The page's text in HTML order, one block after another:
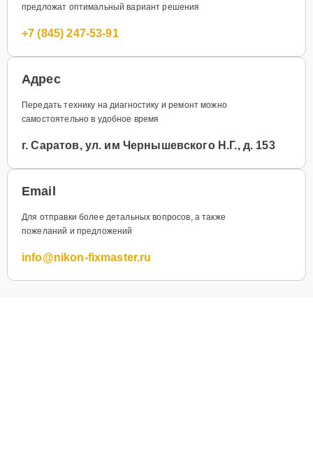
предложат оптимальный вариант решения
+7 (845) 247-53-91
Адрес
Передать технику на диагностику и ремонт можно
самостоятельно в удобное время
г. Саратов, ул. им Чернышевского Н.Г., д. 153
Email
Для отправки более детальных вопросов, а также
пожеланий и предложений
info@nikon-fixmaster.ru